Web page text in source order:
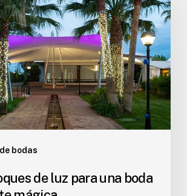
bodas
de luz para una boda